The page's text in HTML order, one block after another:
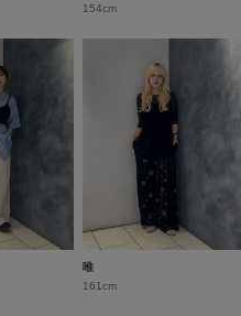
154cm
唯
161cm